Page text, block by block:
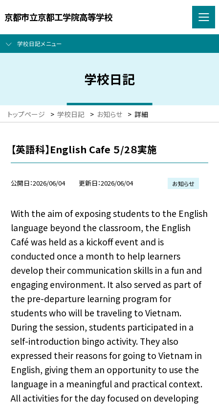
京都市立京都工学院高等学校
学校日記メニュー
学校日記
トップページ > 学校日記 > お知らせ > 詳細
【英語科】English Cafe ５/2８実施
公開日 2026/06/04 更新日 2026/06/04 お知らせ
With the aim of exposing students to the English
language beyond the classroom, the English
Café was held as a kickoff event and is
conducted once a month to help learners
develop their communication skills in a fun and
engaging environment. It also served as part of
the pre-departure learning program for
students who will be traveling to Vietnam.
During the session, students participated in a
self-introduction bingo activity. They also
expressed their reasons for going to Vietnam in
English, giving them an opportunity to use the
language in a meaningful and practical context.
All activities for the day focused on developing